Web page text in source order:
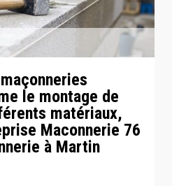
le montage de
matériaux,
Maconnerie 76
à Martin